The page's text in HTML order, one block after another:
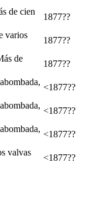
de cien
1877??
varios
1877??
de
1877??
<1877??
<1877??
<1877??
valvas
<1877??